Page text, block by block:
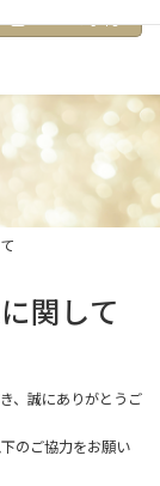
関して
、誠にありがとうご
のご協力をお願い